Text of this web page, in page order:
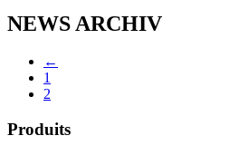
NEWS ARCHIV
←
1
2
Produits